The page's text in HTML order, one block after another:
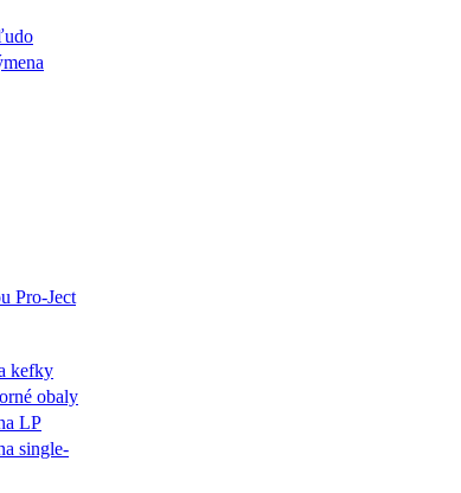
Pro-Ject
kefky
obaly
LP
single-